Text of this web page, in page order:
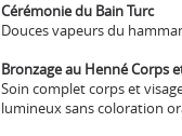
Cérémonie du Bain Turc
Douces vapeurs du
Bronzage au Henné Corps
Soin complet corps et
lumineux sans coloration